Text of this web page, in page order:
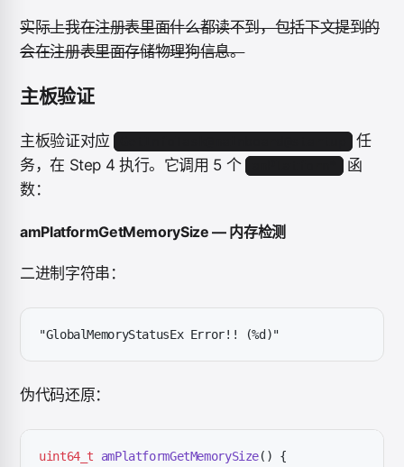
实际上我在注册表里面什么都读不到，包括下文提到的
会在注册表里面存储物理狗信息。
主板验证
主板验证对应
任
务，在 Step 4 执行。它调用 5 个
函
数：
amPlatformGetMemorySize — 内存检测
二进制字符串：
"GlobalMemoryStatusEx Error!! (%d)"
伪代码还原：
uint64_t amPlatformGetMemorySize() {